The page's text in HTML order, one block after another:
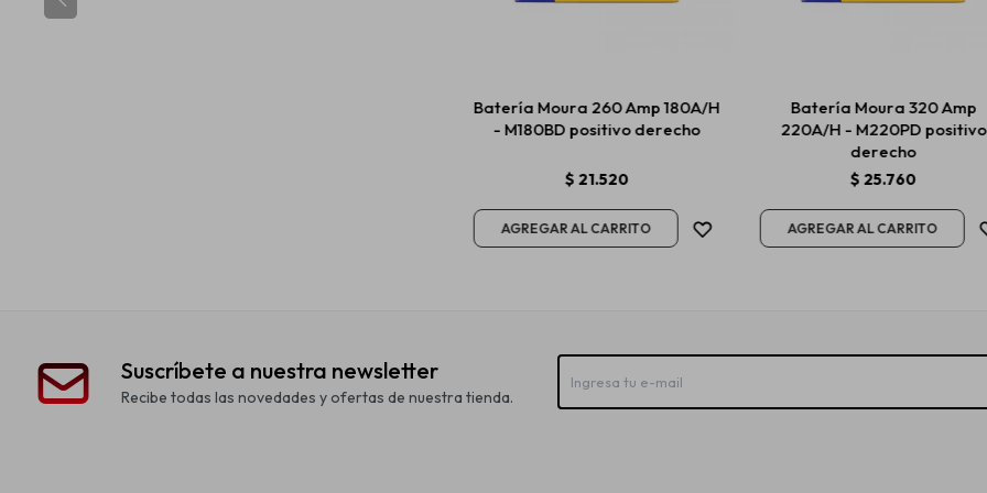
Batería Moura 260 Amp 180A/H
- M180BD positivo derecho
$ 21.520
Batería Moura 320 Amp
220A/H - M220PD positivo
derecho
$ 25.760
Suscríbete a nuestra newsletter
Recibe todas las novedades y ofertas de nuestra tienda.